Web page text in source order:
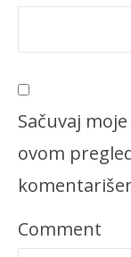
Sačuvaj
ovom
Comment